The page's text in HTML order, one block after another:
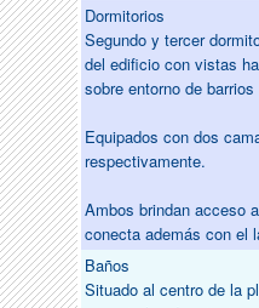
Dormitorios
Segundo y tercer
del edificio con vistas
sobre entorno de
Equipados con dos
respectivamente.
Ambos brindan acceso
conecta además con el
Baños
Situado al centro de la